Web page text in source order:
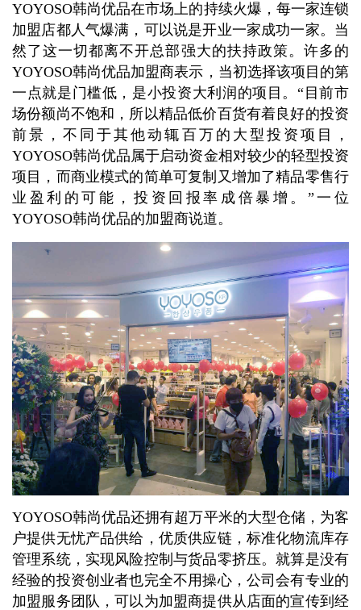
YOYOSO韩尚优品在市场上的持续火爆，每一家连锁
加盟店都人气爆满，可以说是开业一家成功一家。当
然了这一切都离不开总部强大的扶持政策。许多的
YOYOSO韩尚优品加盟商表示，当初选择该项目的第
一点就是门槛低，是小投资大利润的项目。“目前市
场份额尚不饱和，所以精品低价百货有着良好的投资
前景，不同于其他动辄百万的大型投资项目，
YOYOSO韩尚优品属于启动资金相对较少的轻型投资
项目，而商业模式的简单可复制又增加了精品零售行
业盈利的可能，投资回报率成倍暴增。”一位
YOYOSO韩尚优品的加盟商说道。
YOYOSO韩尚优品还拥有超万平米的大型仓储，为客
户提供无忧产品供给，优质供应链，标准化物流库存
管理系统，实现风险控制与货品零挤压。就算是没有
经验的投资创业者也完全不用操心，公司会有专业的
加盟服务团队，可以为加盟商提供从店面的宣传到经